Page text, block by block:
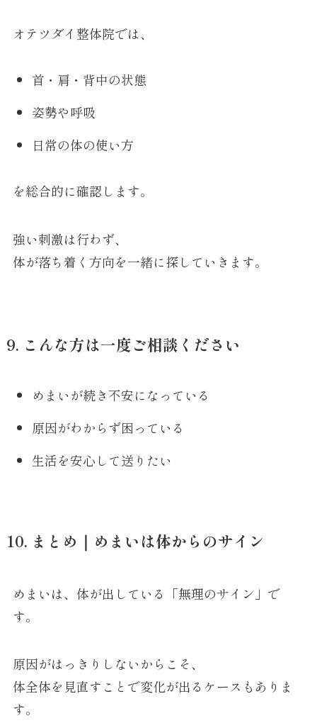
オテツダイ整体院では、
首・肩・背中の状態
姿勢や呼吸
日常の体の使い方
を総合的に確認します。
強い刺激は行わず、
体が落ち着く方向を一緒に探していきます。
9. こんな方は一度ご相談ください
めまいが続き不安になっている
原因がわからず困っている
生活を安心して送りたい
10. まとめ｜めまいは体からのサイン
めまいは、体が出している「無理のサイン」で
す。
原因がはっきりしないからこそ、
体全体を見直すことで変化が出るケースもありま
す。